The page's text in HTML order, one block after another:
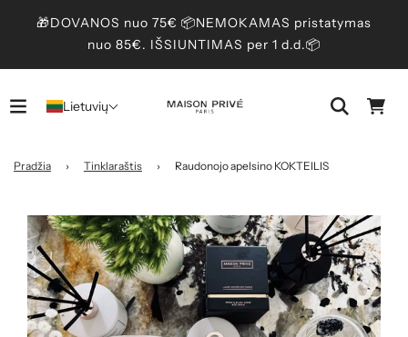
🎁DOVANOS nuo 75€ 📦NEMOKAMAS pristatymas
nuo 85€. IŠSIUNTIMAS per 1 d.d.📦
Lietuvių
Pradžia › Tinklaraštis › Raudonojo apelsino KOKTEILIS